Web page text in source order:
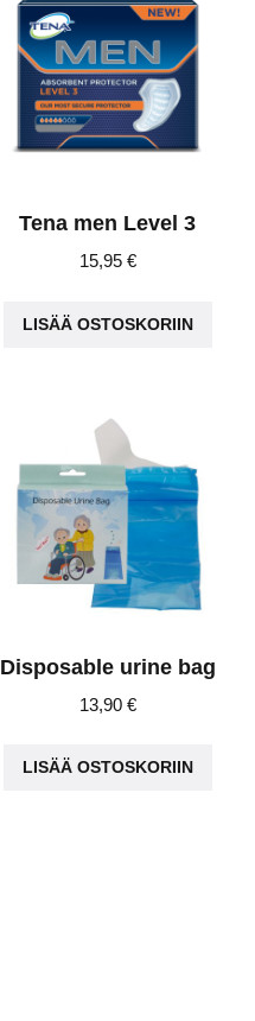
Tena men Level 3
15,95 €
LISÄÄ OSTOSKORIIN
Disposable urine bag
13,90 €
LISÄÄ OSTOSKORIIN